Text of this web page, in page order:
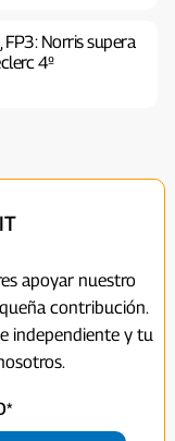
Norris supera
4º
apoyar nuestro
contribución.
independiente y tu